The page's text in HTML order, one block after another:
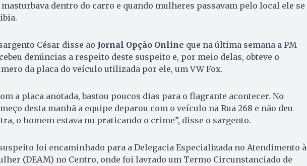
masturbava dentro do carro e quando mulheres passavam pelo local ele se
César disse ao Jornal Opção Online que na última semana a PM
denúncias a respeito deste suspeito e, por meio delas, obteve o
da placa do veículo utilizada por ele, um VW Fox.
a placa anotada, bastou poucos dias para o flagrante acontecer. No
desta manhã a equipe deparou com o veículo na Rua 268 e não deu
o homem estava nu praticando o crime”, disse o sargento.
foi encaminhado para a Delegacia Especializada no Atendimento à
(DEAM) no Centro, onde foi lavrado um Termo Circunstanciado de